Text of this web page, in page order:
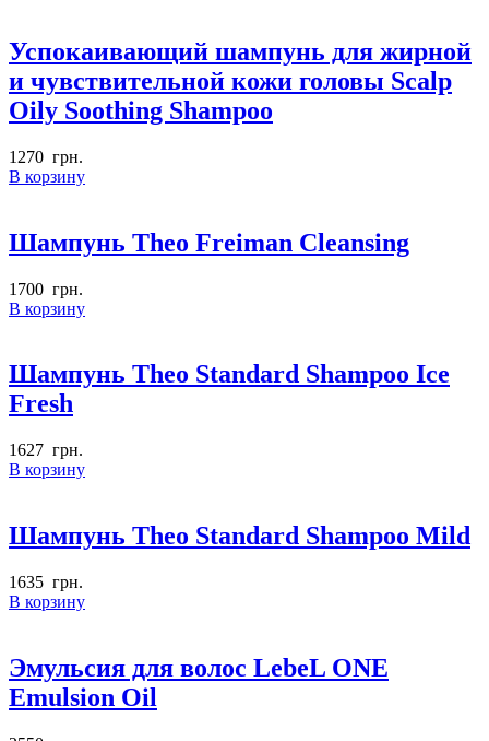
Успокаивающий шампунь для жирной
и чувствительной кожи головы Scalp
Oily Soothing Shampoo
1270 грн.
В корзину
Шампунь Theo Freiman Cleansing
1700 грн.
В корзину
Шампунь Theo Standard Shampoo Ice
Fresh
1627 грн.
В корзину
Шампунь Theo Standard Shampoo Mild
1635 грн.
В корзину
Эмульсия для волос LebeL ONE
Emulsion Oil